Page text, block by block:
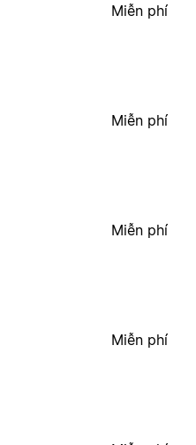
Miễn phí
Miễn phí
Miễn phí
Miễn phí